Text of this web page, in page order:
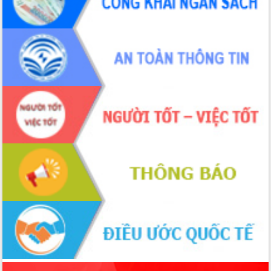
món ăn từ sầu riêng
Đắk Lắk công bố Quy hoạch và xúc
tiến đầu tư tỉnh
Ngành cá ngừ Đắk Lắk chủ động thích
ứng để giữ vững thị trường xuất khẩu
Diễn đàn Kinh tế tư nhân Việt Nam đột
phá cơ chế - Hợp tác công tư
Đề án 06 tạo bước ngoặt đột phá trong
cải cách hành chính tỉnh Đắk Lắk
Kết nối tour, đẩy mạnh chuyển đổi số
để phát triển du lịch Đắk Lắk
Khởi động Dự án Đầu tư xây dựng hạ
tầng kỹ thuật Cụm công nghiệp Tân
Tiến
Gặp mặt các cơ quan báo chí nhân Kỷ
niệm 101 năm Ngày Báo chí Cách
mạng Việt Nam
Đắk Lắk sơ kết 4 năm triển khai thực
hiện Đề án 06 của Chính phủ
Họp báo thông tin về Hội nghị Công bố